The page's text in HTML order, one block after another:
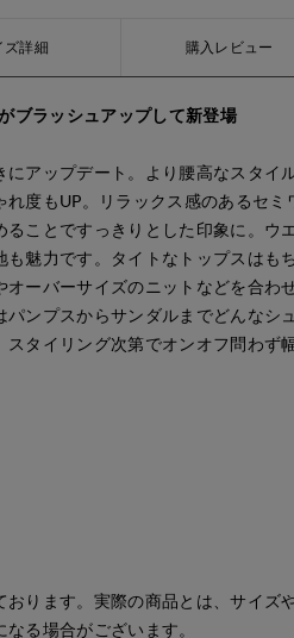
ズ詳細 購入レビュー
ブラッシュアップして新登場
アップデート。より腰高なスタイ
度もUP。リラックス感のあるセミ
ことですっきりとした印象に。ウ
魅力です。タイトなトップスはも
ーバーサイズのニットなどを合わ
ンプスからサンダルまでどんなシ
タイリング次第でオンオフ問わず
ります。実際の商品とは、サイズ
る場合がございます。